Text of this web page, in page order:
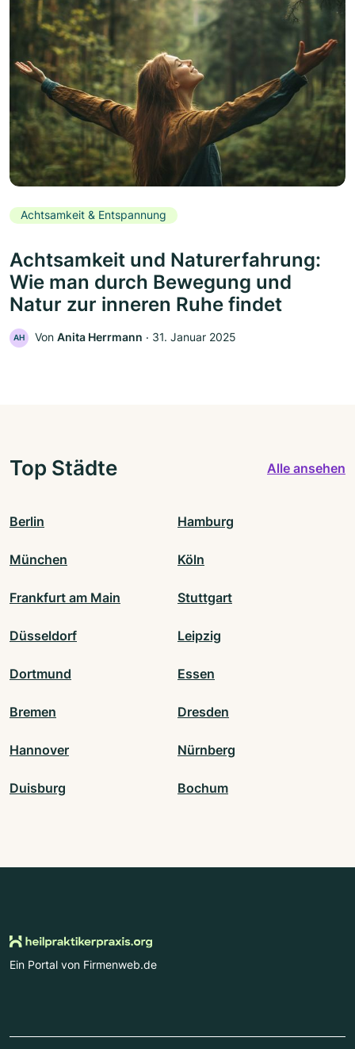
Achtsamkeit & Entspannung
Achtsamkeit und Naturerfahrung:
Wie man durch Bewegung und
Natur zur inneren Ruhe findet
AH Von Anita Herrmann ‧ 31. Januar 2025
Top Städte Alle ansehen
Berlin Hamburg
München Köln
Frankfurt am Main Stuttgart
Düsseldorf Leipzig
Dortmund Essen
Bremen Dresden
Hannover Nürnberg
Duisburg Bochum
Ein Portal von Firmenweb.de